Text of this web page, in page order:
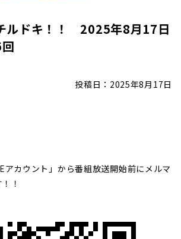
ルドキ！！ 2025年8月17日
投稿日：2025年8月17日
アカウント」から番組放送開始前にメルマ
！